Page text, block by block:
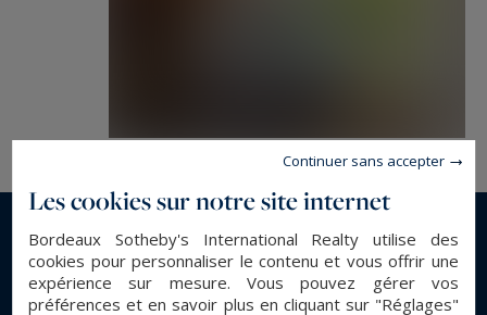
En savoir plus...
Les cookies sur notre site internet
Bordeaux Sotheby's International Realty utilise des
cookies pour personnaliser le contenu et vous offrir une
expérience sur mesure. Vous pouvez gérer vos
préférences et en savoir plus en cliquant sur "Réglages"
Continuer sans accepter